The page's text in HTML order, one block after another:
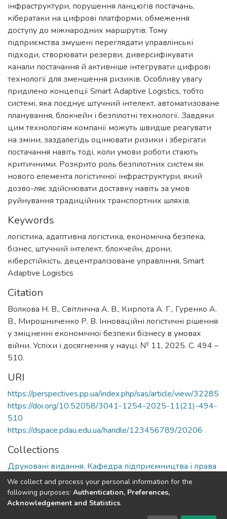
інфраструктури, порушення ланцюгів постачань,
кібератаки на цифрові платформи, обмеження
доступу до міжнародних маршрутів. Тому
підприємства змушені переглядати управлінські
підходи, створювати резерви, диверсифікувати
канали постачання й активніше інтегрувати цифрові
технології для зменшення ризиків. Особливу увагу
приділено концепції Smart Adaptive Logistics, тобто
системі, яка поєднує штучний інтелект, автоматизоване
планування, блокчейн і безпілотні технології. Завдяки
цим технологіям компанії можуть швидше реагувати
на зміни, заздалегідь оцінювати ризики і зберігати
постачання навіть тоді, коли умови роботи стають
критичними. Розкрито роль безпілотних систем як
нового елемента логістичної інфраструктури, який
дозво-ляє здійснювати доставку навіть за умов
руйнування традиційних транспортних шляхів.
Keywords
логістика, адаптивна логістика, економічна безпека,
бізнес, штучний інтелект, блокчейн, дрони,
кіберстійкість, децентралізоване управління, Smart
Adaptive Logistics
Citation
Волкова Н. В., Світлична А. В., Кирпота А. Г., Гуренко А.
В., Мирошниченко Р. В. Інноваційні логістичні рішення
у зміцненні економічної безпеки бізнесу в умовах
війни. Успіхи і досягнення у науці. № 11, 2025. С. 494 –
510.
URI
https://perspectives.pp.ua/index.php/sas/article/view/32285
https://doi.org/10.52058/3041-1254-2025-11(21)-494-
510
https://dspace.pdau.edu.ua/handle/123456789/20206
Collections
Друковані видання. Кафедра підприємництва і права
Full item page
We collect and process your personal information for the
following purposes: Authentication, Preferences,
Acknowledgement and Statistics.